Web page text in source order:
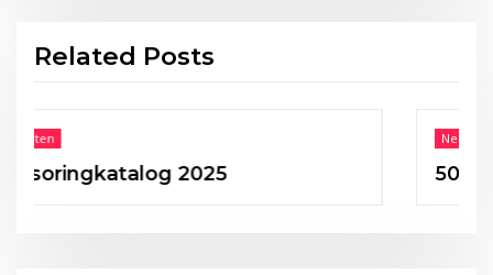
Related Posts
2025 50 Jahre